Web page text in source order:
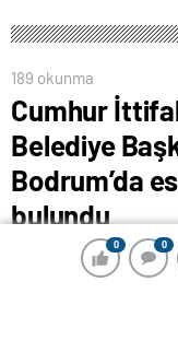
0 0
189 okunma
Cumhur
Belediye
Bodrum’da
bulundu
News
0 0